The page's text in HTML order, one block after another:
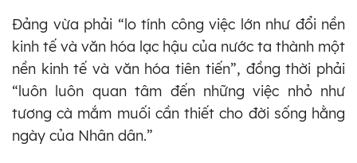
Đảng vừa phải “lo tính công việc lớn như đổi nền
kinh tế và văn hóa lạc hậu của nước ta thành một
nền kinh tế và văn hóa tiên tiến”, đồng thời phải
“luôn luôn quan tâm đến những việc nhỏ như
tương cà mắm muối cần thiết cho đời sống hằng
ngày của Nhân dân.”